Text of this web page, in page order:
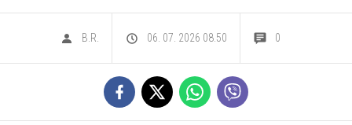
B.R. 06. 07. 2026 08.50 0